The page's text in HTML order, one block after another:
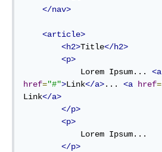
</nav>
<article>
<h2>Title</h2>
<p>
            Lorem Ipsum...
<a
href="#">Link</a>... <a href=
Link</a>
</p>
<p>
</p>